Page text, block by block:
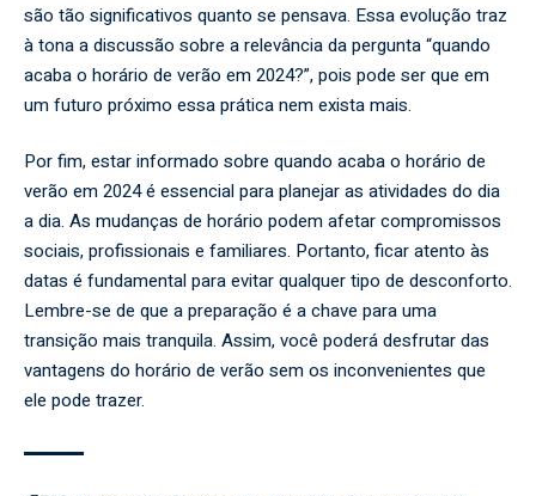
são tão significativos quanto se pensava. Essa evolução traz
à tona a discussão sobre a relevância da pergunta “quando
acaba o horário de verão em 2024?”, pois pode ser que em
um futuro próximo essa prática nem exista mais.
Por fim, estar informado sobre quando acaba o horário de
verão em 2024 é essencial para planejar as atividades do dia
a dia. As mudanças de horário podem afetar compromissos
sociais, profissionais e familiares. Portanto, ficar atento às
datas é fundamental para evitar qualquer tipo de desconforto.
Lembre-se de que a preparação é a chave para uma
transição mais tranquila. Assim, você poderá desfrutar das
vantagens do horário de verão sem os inconvenientes que
ele pode trazer.